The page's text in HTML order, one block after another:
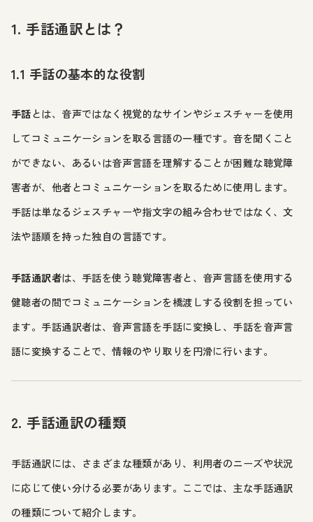
1. 手話通訳とは？
1.1 手話の基本的な役割
手話とは、音声ではなく視覚的なサインやジェスチャーを使用
してコミュニケーションを取る言語の一種です。音を聞くこと
ができない、あるいは音声言語を理解することが困難な聴覚障
害者が、他者とコミュニケーションを取るために使用します。
手話は単なるジェスチャーや指文字の組み合わせではなく、文
法や語順を持った独自の言語です。
手話通訳者は、手話を使う聴覚障害者と、音声言語を使用する
健聴者の間でコミュニケーションを橋渡しする役割を担ってい
ます。手話通訳者は、音声言語を手話に変換し、手話を音声言
語に変換することで、情報のやり取りを円滑に行います。
2. 手話通訳の種類
手話通訳には、さまざまな種類があり、利用者のニーズや状況
に応じて使い分ける必要があります。ここでは、主な手話通訳
の種類について紹介します。